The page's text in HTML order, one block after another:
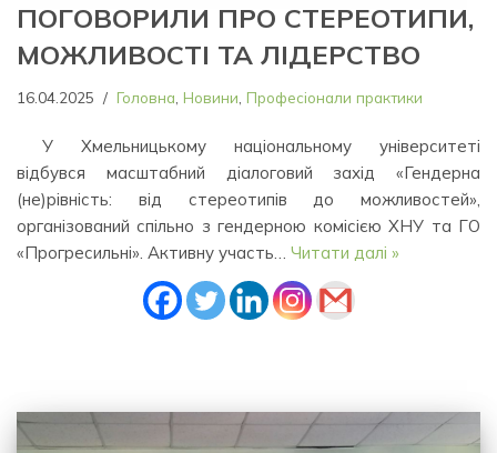
ПОГОВОРИЛИ ПРО СТЕРЕОТИПИ,
МОЖЛИВОСТІ ТА ЛІДЕРСТВО
16.04.2025 Головна Новини Професіонали практики
У Хмельницькому національному університеті
відбувся масштабний діалоговий захід «Гендерна
(не)рівність: від стереотипів до можливостей»,
організований спільно з гендерною комісією ХНУ та ГО
«Прогресильні». Активну участь… Читати далі »